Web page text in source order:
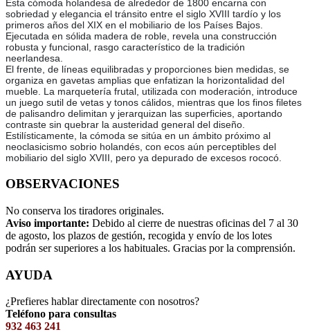
Esta cómoda holandesa de alrededor de 1800 encarna con
sobriedad y elegancia el tránsito entre el siglo XVIII tardío y los
primeros años del XIX en el mobiliario de los Países Bajos.
Ejecutada en sólida madera de roble, revela una construcción
robusta y funcional, rasgo característico de la tradición
neerlandesa.
El frente, de líneas equilibradas y proporciones bien medidas, se
organiza en gavetas amplias que enfatizan la horizontalidad del
mueble. La marquetería frutal, utilizada con moderación, introduce
un juego sutil de vetas y tonos cálidos, mientras que los finos filetes
de palisandro delimitan y jerarquizan las superficies, aportando
contraste sin quebrar la austeridad general del diseño.
Estilísticamente, la cómoda se sitúa en un ámbito próximo al
neoclasicismo sobrio holandés, con ecos aún perceptibles del
mobiliario del siglo XVIII, pero ya depurado de excesos rococó.
OBSERVACIONES
No conserva los tiradores originales.
Aviso importante: Debido al cierre de nuestras oficinas del 7 al 30
de agosto, los plazos de gestión, recogida y envío de los lotes
podrán ser superiores a los habituales. Gracias por la comprensión.
AYUDA
¿Prefieres hablar directamente con nosotros?
Teléfono para consultas
932 463 241